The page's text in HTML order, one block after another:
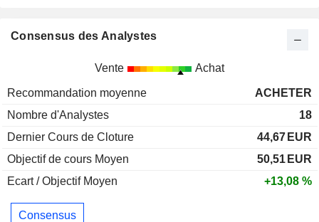
Consensus des Analystes
Vente Achat
Recommandation moyenne
ACHETER
Nombre d'Analystes
18
Dernier Cours de Cloture
44,67 EUR
Objectif de cours Moyen
50,51 EUR
Ecart / Objectif Moyen
+13,08 %
Consensus